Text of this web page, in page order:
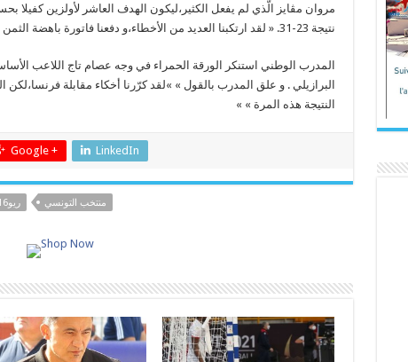
مروان مڨايز الّذي لم يفعل الكثير،ليكون الهدف العاشر لأولزين كفيلا
نتيجة 23-31. « لقد ارتكبنا العديد من الأخطاء،و دفعنا فاتورة باهضة الثمن » علّق الزوابي.
المدرب الوطني استنكر الورقة الحمراء في وجه عصام تاج اللاعب
البرازيلي . و علق المدرب بالقول » »لقد كرّرنا أخكاء مقابلة فرنسا،لكن
النتيجة هذه المرة » »
Google + LinkedIn
ريو2016 منتخب التونسي